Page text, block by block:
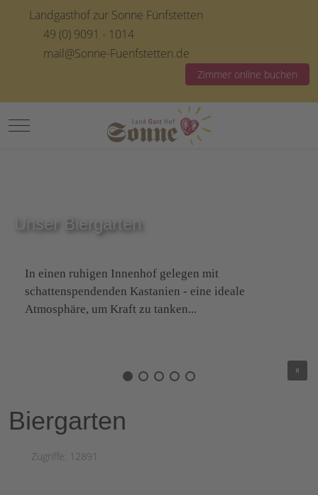
Landgasthof zur Sonne Fünfstetten
49 (0) 9091 - 1014
mail@Sonne-Fuenfstetten.de
Zimmer online buchen
Mobile Menu Toggle
Unser Biergarten
In einen ruhigen Innenhof gelegen mit
schattenspendenden Kastanien - eine ideale
Atmosphäre, um Kraft zu tanken...
Biergarten
Zugriffe: 12891